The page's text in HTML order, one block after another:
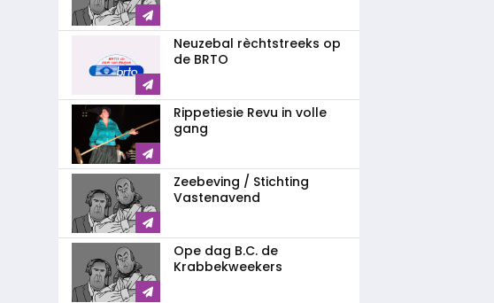
Neuzebal rèchtstreeks op
de BRTO
Rippetiesie Revu in volle
gang
Zeebeving / Stichting
Vastenavend
Ope dag B.C. de
Krabbekweekers